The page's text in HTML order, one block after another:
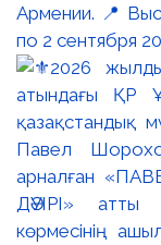
Армении. 📍
по 2 сентября